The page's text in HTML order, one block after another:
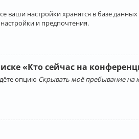
ваши настройки хранятся в базе
и предпочтения.
«Кто сейчас на
опцию Скрывать моё пребывание на